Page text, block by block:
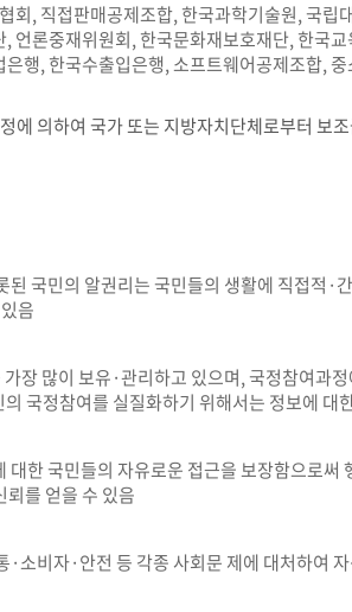
회, 직접판매공제조합, 한국과학기술원, 국
언론중재위원회, 한국문화재보호재단, 한국
행, 한국수출입은행, 소프트웨어공제조합,
에 의하여 국가 또는 지방자치단체로부터 보
국민의 알권리는 국민들의 생활에 직접적·
음
장 많이 보유·관리하고 있으며, 국정참여과
국정참여를 실질화하기 위해서는 정보에 대
한 국민들의 자유로운 접근을 보장함으로
뢰를 얻을 수 있음
소비자·안전 등 각종 사회문 제에 대처하여